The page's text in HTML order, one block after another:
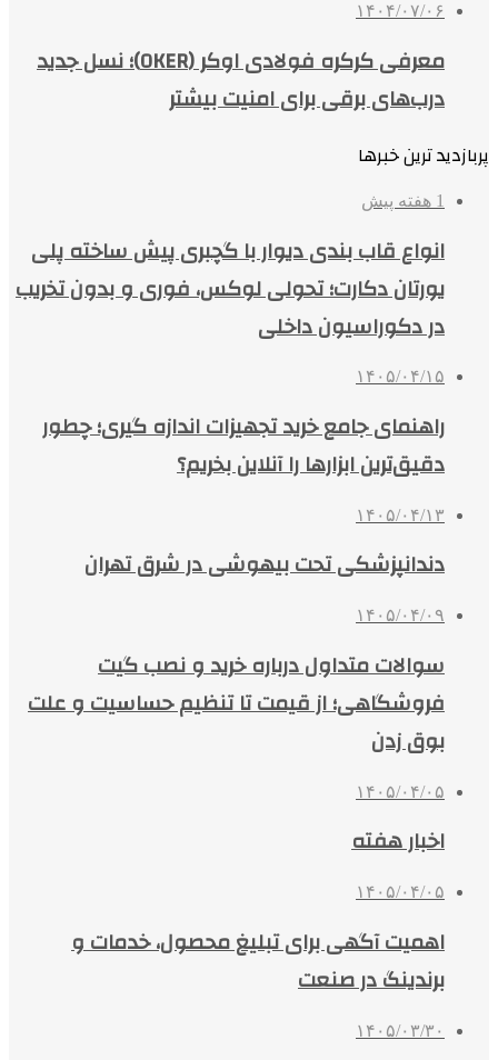
۱۴۰۴/۰۷/۰۶
معرفی کرکره فولادی اوکر (OKER)؛ نسل جدید
درب‌های برقی برای امنیت بیشتر
پربازدید ترین خبرها
1 هفته پیش
انواع قاب بندی دیوار با گچبری پیش ساخته پلی
یورتان دکارت؛ تحولی لوکس، فوری و بدون تخریب
در دکوراسیون داخلی
۱۴۰۵/۰۴/۱۵
راهنمای جامع خرید تجهیزات اندازه گیری؛ چطور
دقیق‌ترین ابزارها را آنلاین بخریم؟
۱۴۰۵/۰۴/۱۳
دندانپزشکی تحت بیهوشی در شرق تهران
۱۴۰۵/۰۴/۰۹
سوالات متداول درباره خرید و نصب گیت
فروشگاهی؛ از قیمت تا تنظیم حساسیت و علت
بوق زدن
۱۴۰۵/۰۴/۰۵
اخبار هفته
۱۴۰۵/۰۴/۰۵
اهمیت آگهی برای تبلیغ محصول، خدمات و
برندینگ در صنعت
۱۴۰۵/۰۳/۳۰